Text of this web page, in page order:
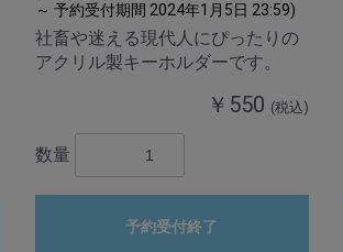
～ 予約受付期間 2024年1月5日 23:59)
社畜や迷える現代人にぴったりの
アクリル製キーホルダーです。
￥550 (税込)
数量
予約受付終了